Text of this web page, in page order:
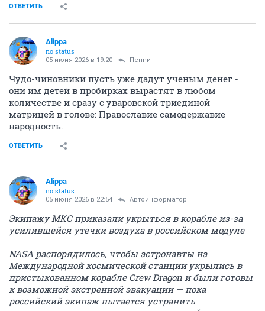
ОТВЕТИТЬ
Alippa
no status
05 июня 2026 в 19:20 Пепnи
Чудо-чиновники пусть уже дадут ученым денег -
они им детей в пробирках вырастят в любом
количестве и сразу с уваровской триединой
матрицей в голове: Православие самодержавие
народность.
ОТВЕТИТЬ
Alippa
no status
05 июня 2026 в 22:54 Автоинформатор
Экипажу МКС приказали укрыться в корабле из-за
усилившейся утечки воздуха в российском модуле
NASA распорядилось, чтобы астронавты на
Международной космической станции укрылись в
пристыкованном корабле Crew Dragon и были готовы
к возможной экстренной эвакуации — пока
российский экипаж пытается устранить